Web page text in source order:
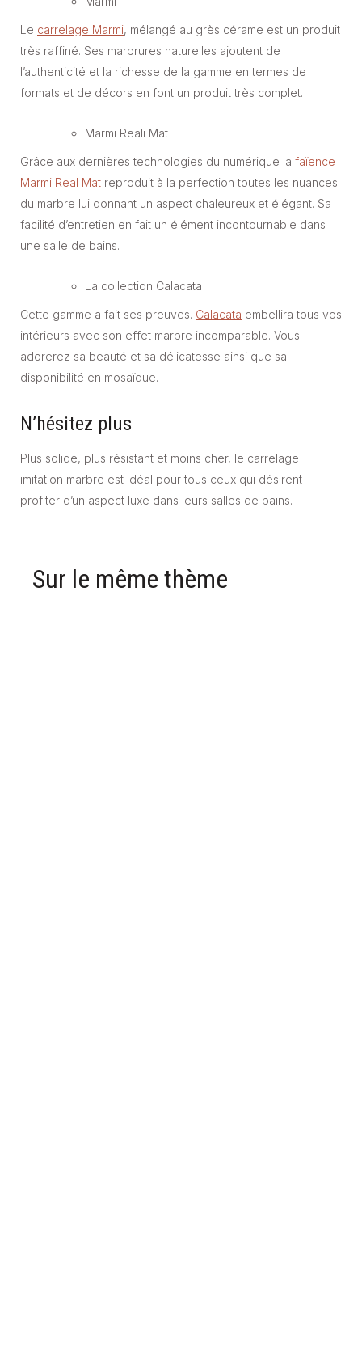
Le carrelage Marmi, mélangé au grès cérame est un produit
très raffiné. Ses marbrures naturelles ajoutent de
l’authenticité et la richesse de la gamme en termes de
formats et de décors en font un produit très complet.
Marmi Reali Mat
Grâce aux dernières technologies du numérique la faïence
Marmi Real Mat reproduit à la perfection toutes les nuances
du marbre lui donnant un aspect chaleureux et élégant. Sa
facilité d’entretien en fait un élément incontournable dans
une salle de bains.
La collection Calacata
Cette gamme a fait ses preuves. Calacata embellira tous vos
intérieurs avec son effet marbre incomparable. Vous
adorerez sa beauté et sa délicatesse ainsi que sa
disponibilité en mosaïque.
N’hésitez plus
Plus solide, plus résistant et moins cher, le carrelage
imitation marbre est idéal pour tous ceux qui désirent
profiter d’un aspect luxe dans leurs salles de bains.
Sur le même thème